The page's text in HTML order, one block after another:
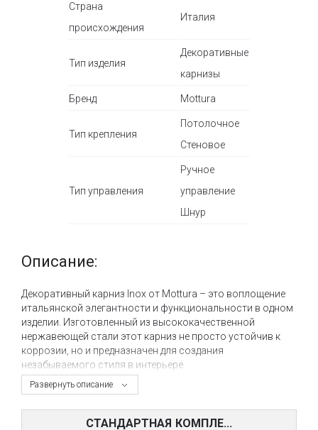
Страна
происхождения
Италия
Тип изделия
Декоративные
карнизы
Бренд Mottura
Тип крепления
Потолочное
Стеновое
Тип управления
Ручное
управление
Шнур
Развернуть описание
Описание:
Декоративный карниз Inox от Mottura – это воплощение
итальянской элегантности и функциональности в одном
изделии. Изготовленный из высококачественной
нержавеющей стали этот карниз не просто устойчив к
коррозии, но и предназначен для создания
незабываемого стиля в интерьере.
Система крепления карниза очень гибкая — возможность
идеальным решением для любой комнаты. Это позволяет
СТАНДАРТНАЯ КОМПЛЕ...